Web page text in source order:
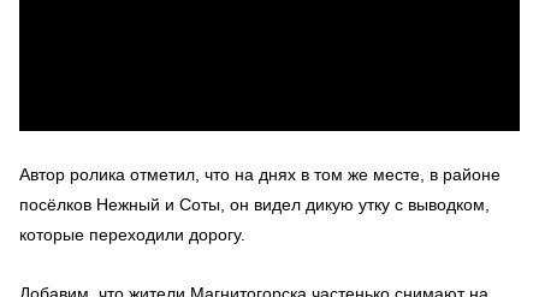
Автор ролика отметил, что на днях в том же месте, в районе
посёлков Нежный и Соты, он видел дикую утку с выводком,
которые переходили дорогу.